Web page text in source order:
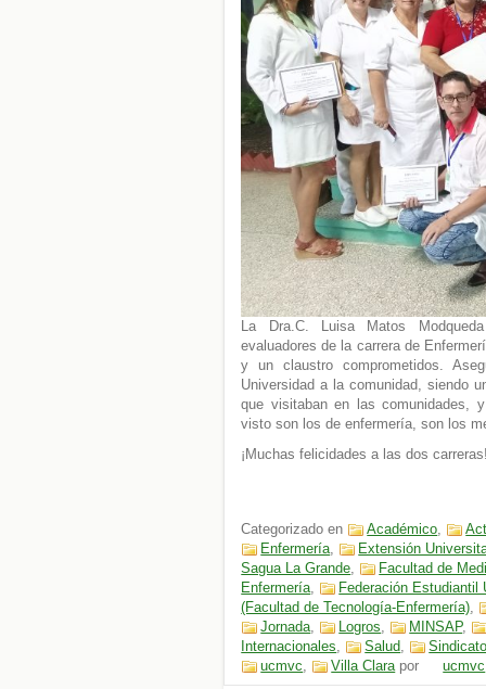
La Dra.C. Luisa Matos
evaluadores de la carrera de
y un claustro comprometidos.
Universidad a la comunidad, siendo
que visitaban en las comunidades,
visto son los de enfermería, son los
¡Muchas felicidades a las dos
Categorizado en Académico,
Enfermería,
Extensión
Sagua La Grande,
Facultad de
Enfermería,
Federación Estudiantil
(Facultad de Tecnología-Enfermería),
Jornada, Logros, MINSAP,
Internacionales, Salud,
ucmvc, Villa Clarapor ucmvc